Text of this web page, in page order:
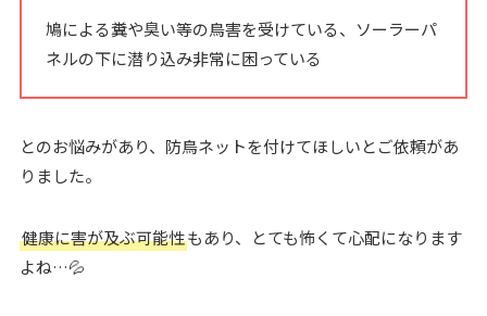
鳩による糞や臭い等の鳥害を受けている、ソーラーパ
ネルの下に潜り込み非常に困っている
とのお悩みがあり、防鳥ネットを付けてほしいとご依頼があ
りました。
健康に害が及ぶ可能性もあり、とても怖くて心配になります
よね…💦